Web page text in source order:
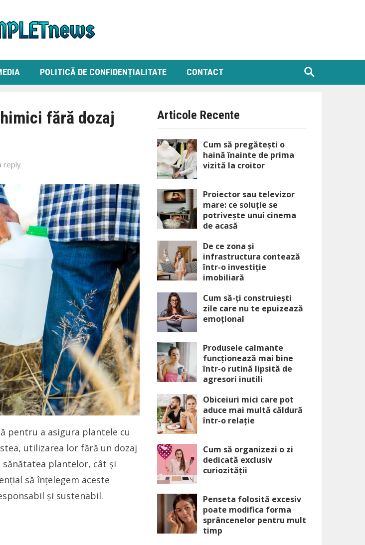
POLITICĂ DE CONFIDENȚIALITATE CONTACT
fără dozaj
reply
pentru a asigura plantele cu
utilizarea lor fără un dozaj
plantelor, cât și
să înțelegem aceste
și sustenabil.
Articole Recente
Cum să pregătești o
haină înainte de prima
vizită la croitor
Proiector sau televizor
mare: ce soluție se
potrivește unui cinema
de acasă
De ce zona și
infrastructura contează
într-o investiție
imobiliară
Cum să-ți construiești
zile care nu te epuizează
emoțional
Produsele calmante
funcționează mai bine
într-o rutină lipsită de
agresori inutili
Obiceiuri mici care pot
aduce mai multă căldură
într-o relație
Cum să organizezi o zi
dedicată exclusiv
curiozității
Penseta folosită excesiv
poate modifica forma
sprâncenelor pentru mult
timp